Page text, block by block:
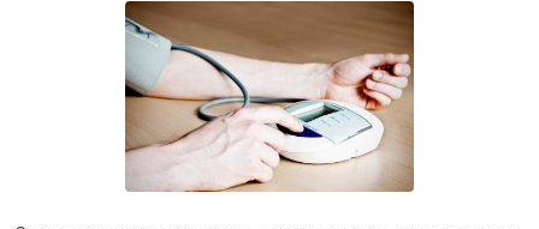
Кръвно налягане от 140/90 или по-
високо се смята за хипертония